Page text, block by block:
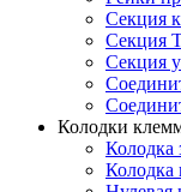
Секция
Секция
Секция
Колодки
Колодка
Колодка